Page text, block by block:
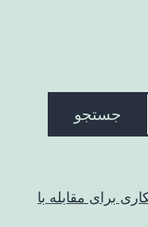
جستجو
برای مقابله با